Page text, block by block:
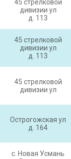
45 стрелковой
дивизии ул
д. 113
45 стрелковой
дивизии ул
д. 113
45 стрелковой
дивизии ул
Острогожская ул
д. 164
с. Новая Усмань